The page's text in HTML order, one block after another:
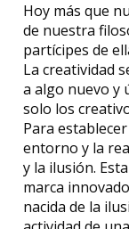
Hoy más que
de nuestra
partícipes de
La creatividad
a algo nuevo y
solo los
Para
entorno y la
y la ilusión.
marca
nacida de la